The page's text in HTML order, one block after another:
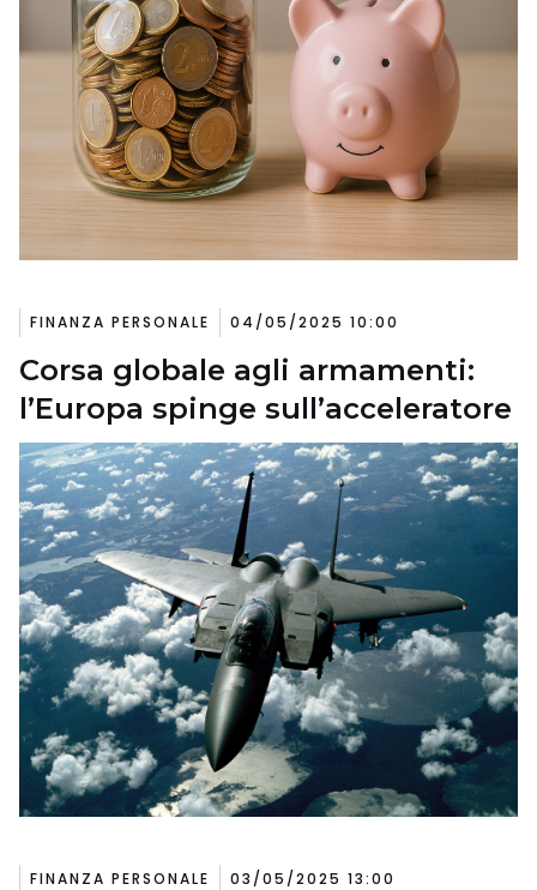
FINANZA PERSONALE 04/05/2025 10:00
Corsa globale agli armamenti:
l’Europa spinge sull’acceleratore
FINANZA PERSONALE 03/05/2025 13:00